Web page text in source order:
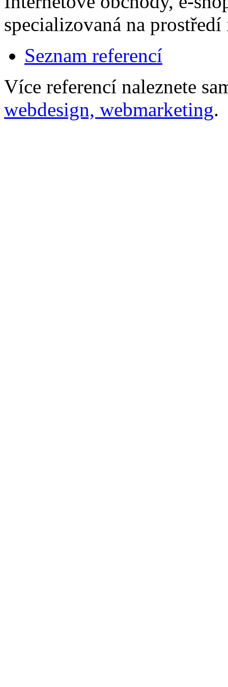
specializovaná na
Seznam referencí
Více referencí naleznete
webdesign, webmarketing.